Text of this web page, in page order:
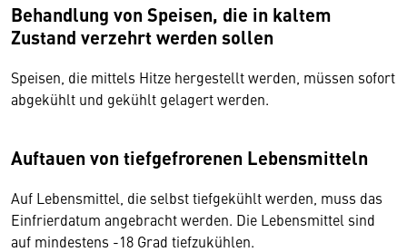
Behandlung von Speisen, die in kaltem
Zustand verzehrt werden sollen
Speisen, die mittels Hitze hergestellt werden, müssen sofort
abgekühlt und gekühlt gelagert werden.
Auftauen von tiefgefrorenen Lebensmitteln
Auf Lebensmittel, die selbst tiefgekühlt werden, muss das
Einfrierdatum angebracht werden. Die Lebensmittel sind
auf mindestens -18 Grad tiefzukühlen.